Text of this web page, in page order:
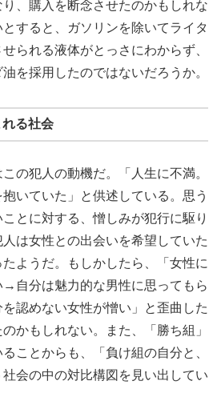
、購入を断念させたのかもしれな
すると、ガソリンを除いてライタ
られる液体がとっさにわからず、
を採用したのではないだろうか。
れる社会
の犯人の動機だ。「人生に不満。
いていた」と供述している。思う
とに対する、憎しみが犯行に駆り
は女性との出会いを希望していた
ようだ。もしかしたら、「女性に
自分は魅力的な男性に思ってもら
認めない女性が憎い」と歪曲した
かもしれない。また、「勝ち組」
ことからも、「負け組の自分と、
会の中の対比構図を見い出してい